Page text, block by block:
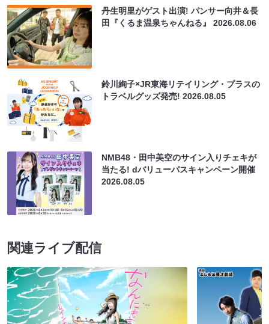
丹生明里がゲスト出演! パンサー向井＆長
田『くるま温泉ちゃんねる』2026.08.06
鈴川絢子×JR東海リテイリング・プラスの
トラベルグッズ発売!2026.08.05
NMB48・田中美空のサイン入りチェキが
当たる! dバリューパスキャンペーン開催
2026.08.05
関連ライブ配信